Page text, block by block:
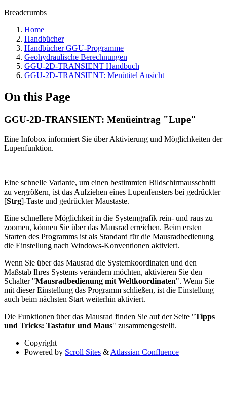
Breadcrumbs
Home
Handbücher
Handbücher GGU-Programme
Geohydraulische Berechnungen
GGU-2D-TRANSIENT Handbuch
GGU-2D-TRANSIENT: Menütitel Ansicht
On this Page
GGU-2D-TRANSIENT: Menüeintrag "Lupe"
Eine Infobox informiert Sie über Aktivierung und Möglichkeiten der
Lupenfunktion.
Eine schnelle Variante, um einen bestimmten Bildschirmausschnitt
zu vergrößern, ist das Aufziehen eines Lupenfensters bei gedrückter
[Strg]-Taste und gedrückter Maustaste.
Eine schnellere Möglichkeit in die Systemgrafik rein- und raus zu
zoomen, können Sie über das Mausrad erreichen. Beim ersten
Starten des Programms ist als Standard für die Mausradbedienung
die Einstellung nach Windows-Konventionen aktiviert.
Wenn Sie über das Mausrad die Systemkoordinaten und den
Maßstab Ihres Systems verändern möchten, aktivieren Sie den
Schalter "Mausradbedienung mit Weltkoordinaten". Wenn Sie
mit dieser Einstellung das Programm schließen, ist die Einstellung
auch beim nächsten Start weiterhin aktiviert.
Die Funktionen über das Mausrad finden Sie auf der Seite "Tipps
und Tricks: Tastatur und Maus" zusammengestellt.
Copyright
Powered by Scroll Sites & Atlassian Confluence